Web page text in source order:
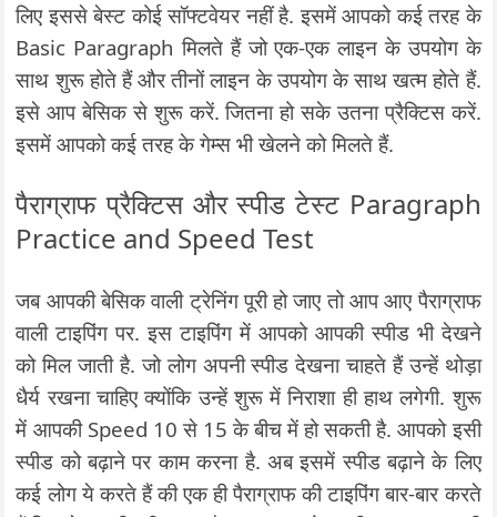
लिए इससे बेस्ट कोई सॉफ्टवेयर नहीं है. इसमें आपको कई तरह के
Basic Paragraph मिलते हैं जो एक-एक लाइन के उपयोग के
साथ शुरू होते हैं और तीनों लाइन के उपयोग के साथ खत्म होते हैं.
इसे आप बेसिक से शुरू करें. जितना हो सके उतना प्रैक्टिस करें.
इसमें आपको कई तरह के गेम्स भी खेलने को मिलते हैं.
पैराग्राफ प्रैक्टिस और स्पीड टेस्ट Paragraph
Practice and Speed Test
जब आपकी बेसिक वाली ट्रेनिंग पूरी हो जाए तो आप आए पैराग्राफ
वाली टाइपिंग पर. इस टाइपिंग में आपको आपकी स्पीड भी देखने
को मिल जाती है. जो लोग अपनी स्पीड देखना चाहते हैं उन्हें थोड़ा
धैर्य रखना चाहिए क्योंकि उन्हें शुरू में निराशा ही हाथ लगेगी. शुरू
में आपकी Speed 10 से 15 के बीच में हो सकती है. आपको इसी
स्पीड को बढ़ाने पर काम करना है. अब इसमें स्पीड बढ़ाने के लिए
कई लोग ये करते हैं की एक ही पैराग्राफ की टाइपिंग बार-बार करते